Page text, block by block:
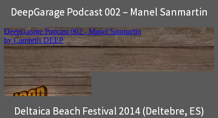
DeepGarage Podcast 002 – Manel Sanmartin
Deltaica Beach Festival 2014 (Deltebre, ES)